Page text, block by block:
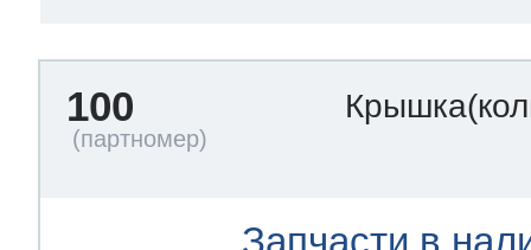
100
Запчасти в